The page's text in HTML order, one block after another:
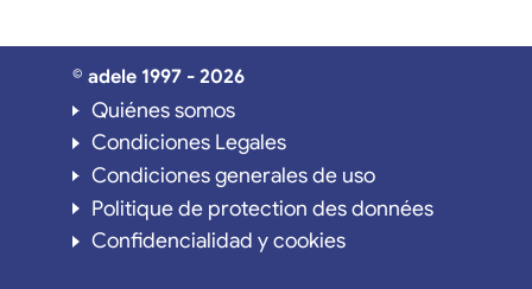
© adele 1997 - 2026
Quiénes somos
Condiciones Legales
Condiciones generales de uso
Politique de protection des données
Confidencialidad y cookies